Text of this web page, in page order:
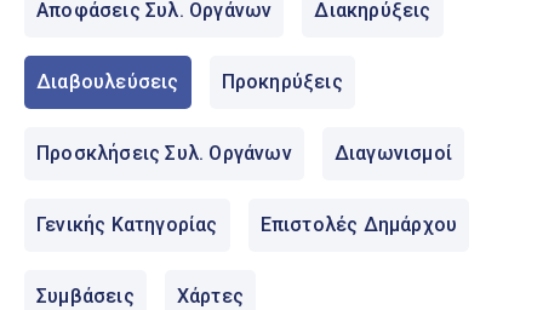
|English
Αποφάσεις Συλ. Οργάνων Διακηρύξεις
Διαβουλεύσεις Προκηρύξεις
Προσκλήσεις Συλ. Οργάνων Διαγωνισμοί
Γενικής Κατηγορίας Επιστολές Δημάρχου
Συμβάσεις Χάρτες